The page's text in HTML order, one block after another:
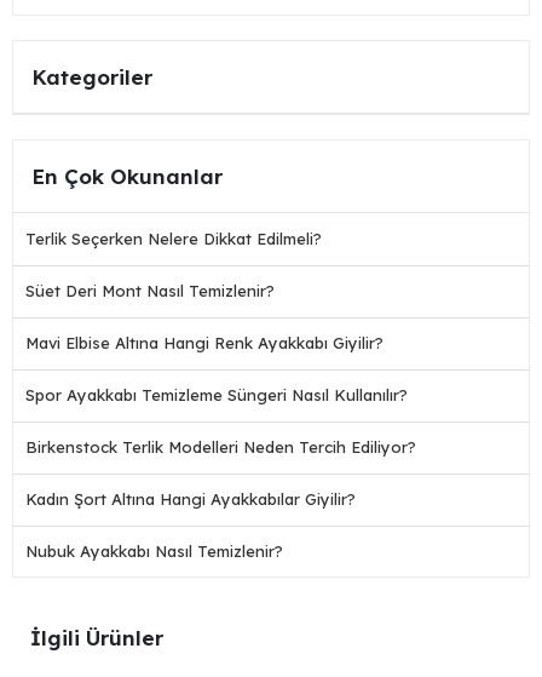
Kategoriler
En Çok Okunanlar
Terlik Seçerken Nelere Dikkat Edilmeli?
Süet Deri Mont Nasıl Temizlenir?
Mavi Elbise Altına Hangi Renk Ayakkabı Giyilir?
Spor Ayakkabı Temizleme Süngeri Nasıl Kullanılır?
Birkenstock Terlik Modelleri Neden Tercih Ediliyor?
Kadın Şort Altına Hangi Ayakkabılar Giyilir?
Nubuk Ayakkabı Nasıl Temizlenir?
İlgili Ürünler